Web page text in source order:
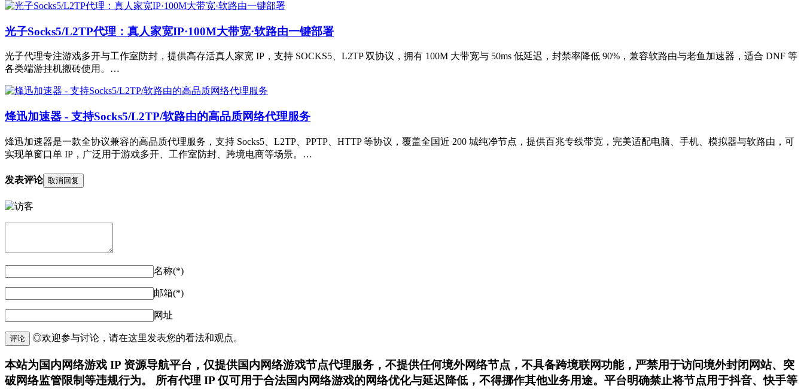
光子Socks5/L2TP代理：真人家宽IP·100M大带宽·软路由一键部署
光子代理专注游戏多开与工作室防封，提供高存活真人家宽 IP，支持 SOCKS5、L2TP 双协议，拥有 100M 大带宽与 50ms 低延迟，封禁率降低 90%，兼容软路由与老鱼加速器，适合 DNF 等
各类端游挂机搬砖使用。…
烽迅加速器 - 支持Socks5/L2TP/软路由的高品质网络代理服务
烽迅加速器是一款全协议兼容的高品质代理服务，支持 Socks5、L2TP、PPTP、HTTP 等协议，覆盖全国近 200 城纯净节点，提供百兆专线带宽，完美适配电脑、手机、模拟器与软路由，可
实现单窗口单 IP，广泛用于游戏多开、工作室防封、跨境电商等场景。…
发表评论 取消回复
名称(*)
邮箱(*)
网址
评论 ◎欢迎参与讨论，请在这里发表您的看法和观点。
本站为国内网络游戏 IP 资源导航平台，仅提供国内网络游戏节点代理服务，不提供任何境外网络节点，不具备跨境联网功能，严禁用于访问境外封闭网站、突
破网络监管限制等违规行为。 所有代理 IP 仅可用于合法国内网络游戏的网络优化与延迟降低，不得挪作其他业务用途。平台明确禁止将节点用于抖音、快手等